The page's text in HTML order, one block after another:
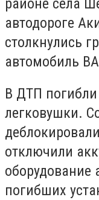
автодороге
столкнулись
автомобиль
В ДТП
легковушки.
отключили
оборудование
погибших